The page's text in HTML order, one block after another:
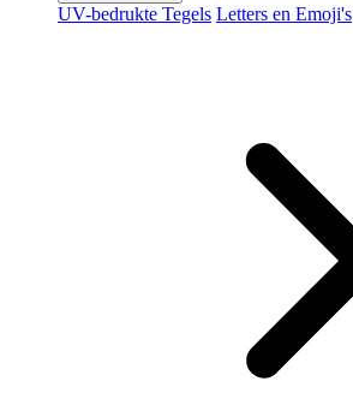
UV-bedrukte Tegels Letters en Emoji's